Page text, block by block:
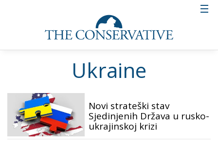
Ukraine
Novi strateški stav
Sjedinjenih Država u rusko-
ukrajinskoj krizi